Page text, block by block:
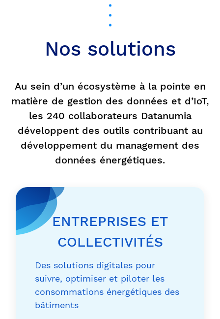
Nos solutions
Au sein d’un écosystème à la pointe en
matière de gestion des données et d’IoT,
les 240 collaborateurs Datanumia
développent des outils contribuant au
développement du management des
données énergétiques.
ENTREPRISES ET
COLLECTIVITÉS
Des solutions digitales pour
suivre, optimiser et piloter les
consommations énergétiques des
bâtiments